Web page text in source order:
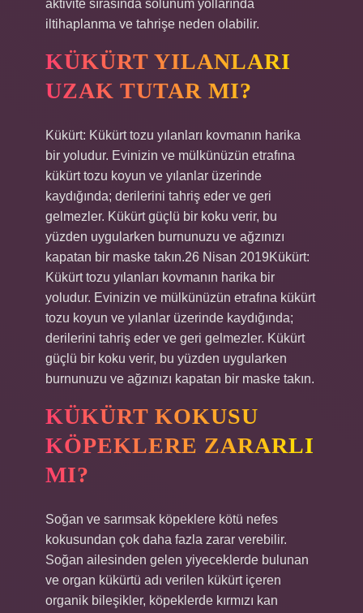
aktivite sırasında solunum yollarında
iltihaplanma ve tahrişe neden olabilir.
KÜKÜRT YILANLARI
UZAK TUTAR MI?
Kükürt: Kükürt tozu yılanları kovmanın harika
bir yoludur. Evinizin ve mülkünüzün etrafına
kükürt tozu koyun ve yılanlar üzerinde
kaydığında; derilerini tahriş eder ve geri
gelmezler. Kükürt güçlü bir koku verir, bu
yüzden uygularken burnunuzu ve ağzınızı
kapatan bir maske takın.26 Nisan 2019Kükürt:
Kükürt tozu yılanları kovmanın harika bir
yoludur. Evinizin ve mülkünüzün etrafına kükürt
tozu koyun ve yılanlar üzerinde kaydığında;
derilerini tahriş eder ve geri gelmezler. Kükürt
güçlü bir koku verir, bu yüzden uygularken
burnunuzu ve ağzınızı kapatan bir maske takın.
KÜKÜRT KOKUSU
KÖPEKLERE ZARARLI
MI?
Soğan ve sarımsak köpeklere kötü nefes
kokusundan çok daha fazla zarar verebilir.
Soğan ailesinden gelen yiyeceklerde bulunan
ve organ kükürtü adı verilen kükürt içeren
organik bileşikler, köpeklerde kırmızı kan